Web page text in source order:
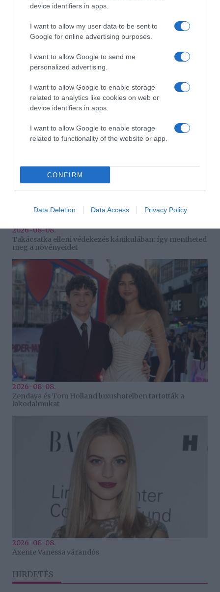
device identifiers in apps.
I want to allow my user data to be sent to
Google for online advertising purposes.
I want to allow Google to send me
personalized advertising.
I want to allow Google to enable storage
related to analytics like cookies on web or
device identifiers in apps.
I want to allow Google to enable storage
related to functionality of the website or app.
CONFIRM
Data Deletion Data Access Privacy Policy
Csökkenti a vérnyomást, és védi a szívet
2026-08-08.
Takácsatka elleni védekezés kánikulában: így mentheted
meg a növényeidet
2026-08-08.
Zendaya és Tom Holland luxushotelben tartották a
lakodalmukat
2026-08-08.
Axente Vanessa várandós
HIRDETÉS